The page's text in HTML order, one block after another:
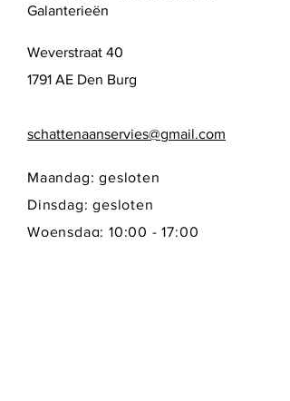
Galanterieën
Weverstraat 40
1791 AE Den Burg
schattenaanservies@gmail.com
Maandag: gesloten
Dinsdag: gesloten
Woensdag: 10:00 - 17:00